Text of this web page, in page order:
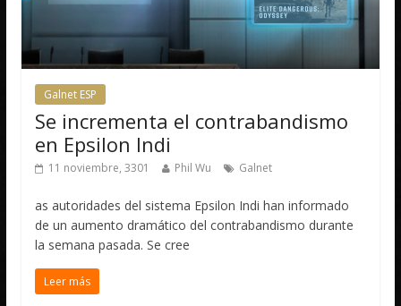
Galnet ESP
Se incrementa el contrabandismo
en Epsilon Indi
11 noviembre, 3301 Phil Wu Galnet
as autoridades del sistema Epsilon Indi han informado
de un aumento dramático del contrabandismo durante
la semana pasada. Se cree
Leer más